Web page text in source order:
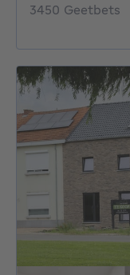
3450 Geetbets